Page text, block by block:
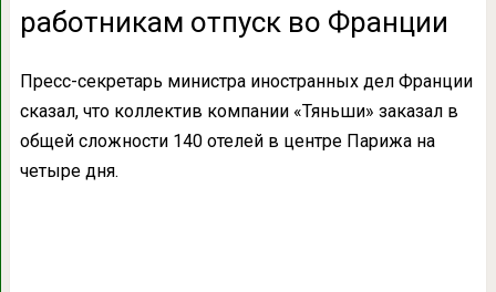
работникам отпуск во Франции
Пресс-секретарь министра иностранных дел Франции
сказал, что коллектив компании «Тяньши» заказал в
общей сложности 140 отелей в центре Парижа на
четыре дня.